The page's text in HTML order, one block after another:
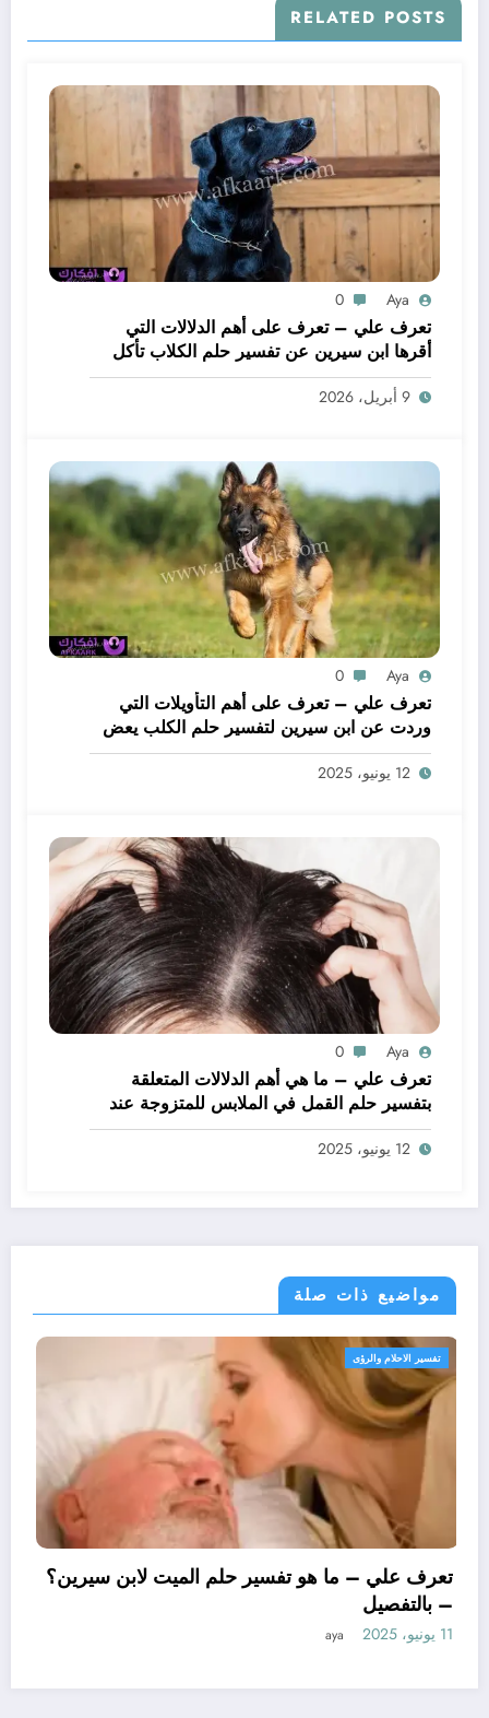
RELATED POSTS
Aya
0
تعرف علي – تعرف على أهم الدلالات التي
أقرها ابن سيرين عن تفسير حلم الكلاب تأكل
لحم – بالتفصيل
9 أبريل، 2026
Aya
0
تعرف علي – تعرف على أهم التأويلات التي
وردت عن ابن سيرين لتفسير حلم الكلب يعض
يدي – بالتفصيل
12 يونيو، 2025
Aya
0
تعرف علي – ما هي أهم الدلالات المتعلقة
بتفسير حلم القمل في الملابس للمتزوجة عند
ابن سيرين؟ – بالتفصيل
12 يونيو، 2025
مواضيع ذات صلة
تفسير الاحلام والرؤى
تعرف علي – ما هو تفسير حلم الميت
11 يونيو، 2025 حلم